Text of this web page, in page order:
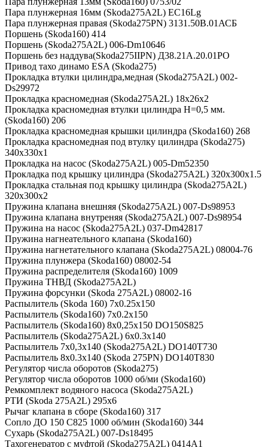
Пара плунжерная 16мм (Skoda275A2L) EC16Lg
Пара плунжерная правая (Skoda275PN) 3131.50В.01АСБ
Поршень (Skoda160) 414
Поршень (Skoda275A2L) 006-Dm10646
Поршень без наддува(Skoda275IIPN) Д38.21А.20.01РО
Привод тахо динамо ESA (Skoda275)
Прокладка втулки цилиндра,медная (Skoda275A2L) 002-
Ds29972
Прокладка красномедная (Skoda275A2L) 18х26х2
Прокладка красномедная втулки цилиндра H=0,5 мм.
(Skoda160) 206
Прокладка красномедная крышки цилиндра (Skoda160) 268
Прокладка красномедная под втулку цилиндра (Skoda275)
340х330х1
Прокладка на насос (Skoda275A2L) 005-Dm52350
Прокладка под крышку цилиндра (Skoda275A2L) 320х300х1.5
Прокладка стальная под крышку цилиндра (Skoda275A2L)
320х300х2
Пружина клапана внешняя (Skoda275A2L) 007-Ds98953
Пружина клапана внутреняя (Skoda275A2L) 007-Ds98954
Пружина на насос (Skoda275A2L) 037-Dm42817
Пружина нагнеательного клапана (Skoda160)
Пружина нагнетательного клапана (Skoda275A2L) 08004-76
Пружина плунжера (Skoda160) 08002-54
Пружина распределителя (Skoda160) 1009
Пружина ТНВД (Skoda275A2L)
Пружина форсунки (Skoda 275A2L) 08002-16
Распылитель (Skoda 160) 7х0.25х150
Распылитель (Skoda160) 7х0.2х150
Распылитель (Skoda160) 8х0,25х150 DO150S825
Распылитель (Skoda275A2L) 6х0.3х140
Распылитель 7х0,3х140 (Skoda275A2L) DO140T730
Распылитель 8х0.3х140 (Skoda 275PN) DO140T830
Регулятор числа оборотов (Skoda275)
Регулятор числа оборотов 1000 об/ми (Skoda160)
Ремкомплект водяного насоса (Skoda275A2L)
РТИ (Skoda 275A2L) 295х6
Рычаг клапана в сборе (Skoda160) 317
Сопло ДО 150 С825 1000 об/мин (Skoda160) 344
Сухарь (Skoda275A2L) 007-Ds18495
Тахогенератор с муфтой (Skoda275A2L) 0414А1